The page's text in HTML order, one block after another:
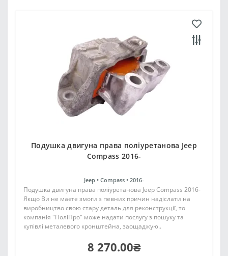
Подушка двигуна права поліуретанова Jeep
Compass 2016-
Jeep • Compass • 2016-
Подушка двигуна права поліуретанова Jeep Compass 2016-
Якщо Ви не маєте змоги з певних причин надіслати на
виробництво свою стару деталь для реконструкції, то
компанія "ПоліПро" може надати послугу з пошуку та
купівлі металевого кронштейна, заощаджую..
8 270.00₴